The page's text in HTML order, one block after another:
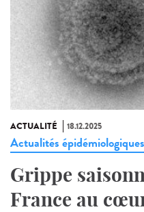
ACTUALITÉ 18.12.2025
Actualités épidémiologiques
Grippe
France au